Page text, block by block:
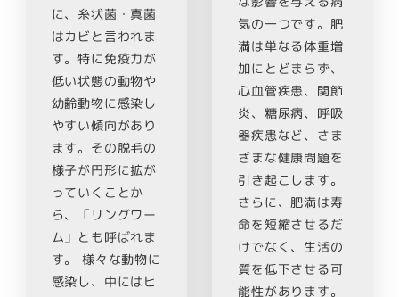
に、糸状菌・真菌
はカビと言われま
す。特に免疫力が
低い状態の動物や
幼齢動物に感染し
やすい傾向があり
ます。その脱毛の
様子が円形に拡が
っていくことか
ら、「リングワー
ム」とも呼ばれま
す。 様々な動物に
感染し、中にはヒ
気の一つです。肥
満は単なる体重増
加にとどまらず、
心血管疾患、関節
炎、糖尿病、呼吸
器疾患など、さま
ざまな健康問題を
引き起こします。
さらに、肥満は寿
命を短縮させるだ
けでなく、生活の
質を低下させる可
能性があります。